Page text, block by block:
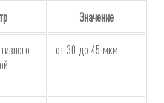
Значение
от 30 до 45 мкм